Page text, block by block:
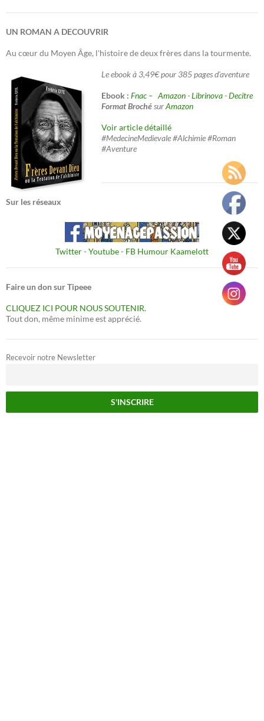
UN ROMAN A DECOUVRIR
Au cœur du Moyen Âge, l'histoire de deux frères dans la tourmente.
Le ebook à 3,49€ pour 385 pages d'aventure
Ebook : Fnac – Amazon-Librinova-Decitre
Format BrochésurAmazon
Voir article détaillé
#MedecineMedievale #Alchimie #Roman
#Aventure
Sur les réseaux
Twitter- Youtube- FB Humour Kaamelott
Faire un don sur Tipeee
CLIQUEZ ICI POUR NOUS SOUTENIR.
Tout don, même minime est apprécié.
Recevoir notre Newsletter